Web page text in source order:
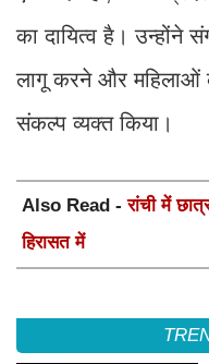
का दायित्व है। उन्होंने
लागू करने और महिलाओं
संकल्प व्यक्त किया।
Also Read -रांची में
हिरासत में